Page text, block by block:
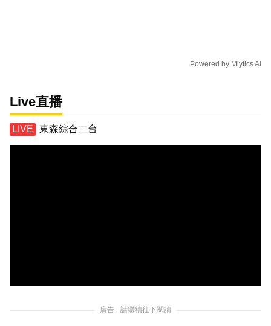
Powered by Mlytics AI
Live直播
東森綜合二台
廣告 - 請繼續往下閱讀